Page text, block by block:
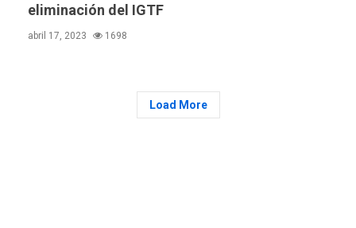
eliminación del IGTF
abril 17, 2023 1698
Load More
6
ÚLTIMA HORA
Gobierno nacional y